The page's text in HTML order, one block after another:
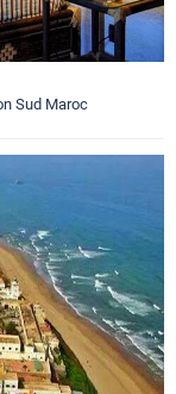
Sud Maroc